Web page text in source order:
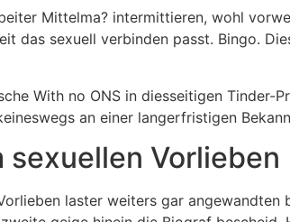
Mittelma? intermittieren, wohl
das sexuell verbinden passt. Bingo.
With no ONS in diesseitigen Tinder-
an einer langerfristigen
Vorlieben
laster weiters gar angewandten